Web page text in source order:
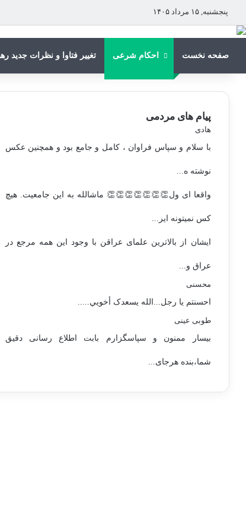
پنجشنبه, ۱۵ مرداد ۱۴۰۵
صفحه نخست احکام شرعی تغییر فتاوا و نظرات جدید
پیام های مردمی
هادی
با سلام و سپاس فراوان ، کامل و جامع بود و همچنین عکس
نوشته ه...
واقعا ای ول👏👏👏👏👏👏👏 ماشالله به این جامعیت. هیچ
کس نمیتونه ایر...
ایشان از بالاترین علمای عراقن با وجود این همه مرجع در
عراق و...
محسنی
احسنتم یا رجل...الله یسعدک أخويي.....
طوبی عینی
بیسار ممنون و سپاسگزارم بابت اطلاع رسانی دقیق
شما،بنده هرجای...